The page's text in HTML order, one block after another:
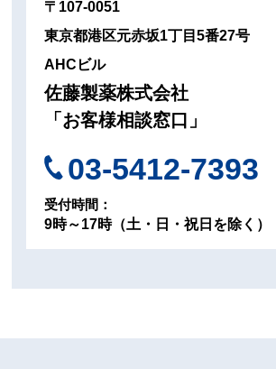
〒107-0051
東京都港区元赤坂1丁目5番27号
AHCビル
佐藤製薬株式会社
「お客様相談窓口」
03-5412-7393
受付時間：
9時～17時（土・日・祝日を除く）